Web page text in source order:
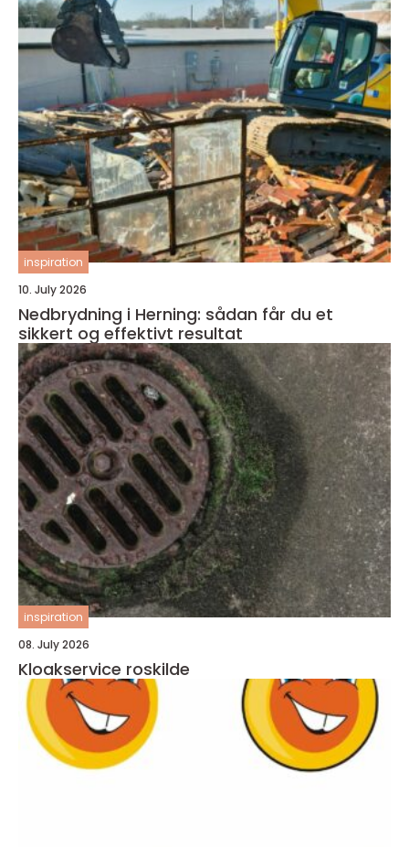
inspiration
10. July 2026
Nedbrydning i Herning: sådan får du et
sikkert og effektivt resultat
inspiration
08. July 2026
Kloakservice roskilde